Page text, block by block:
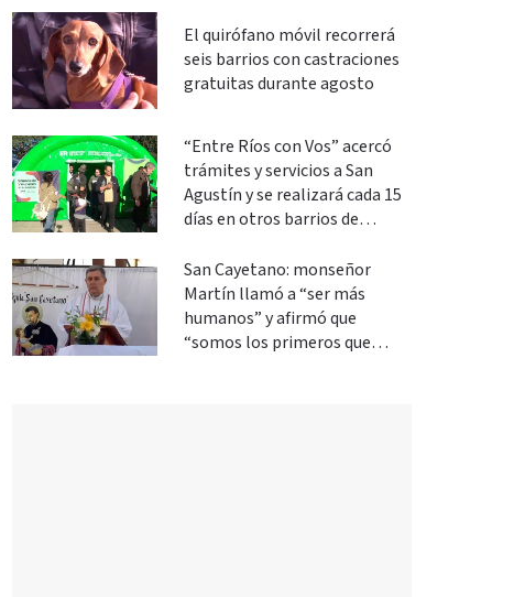
El quirófano móvil recorrerá
seis barrios con castraciones
gratuitas durante agosto
“Entre Ríos con Vos” acercó
trámites y servicios a San
Agustín y se realizará cada 15
días en otros barrios de
San Cayetano: monseñor
Martín llamó a “ser más
humanos” y afirmó que
“somos los primeros que